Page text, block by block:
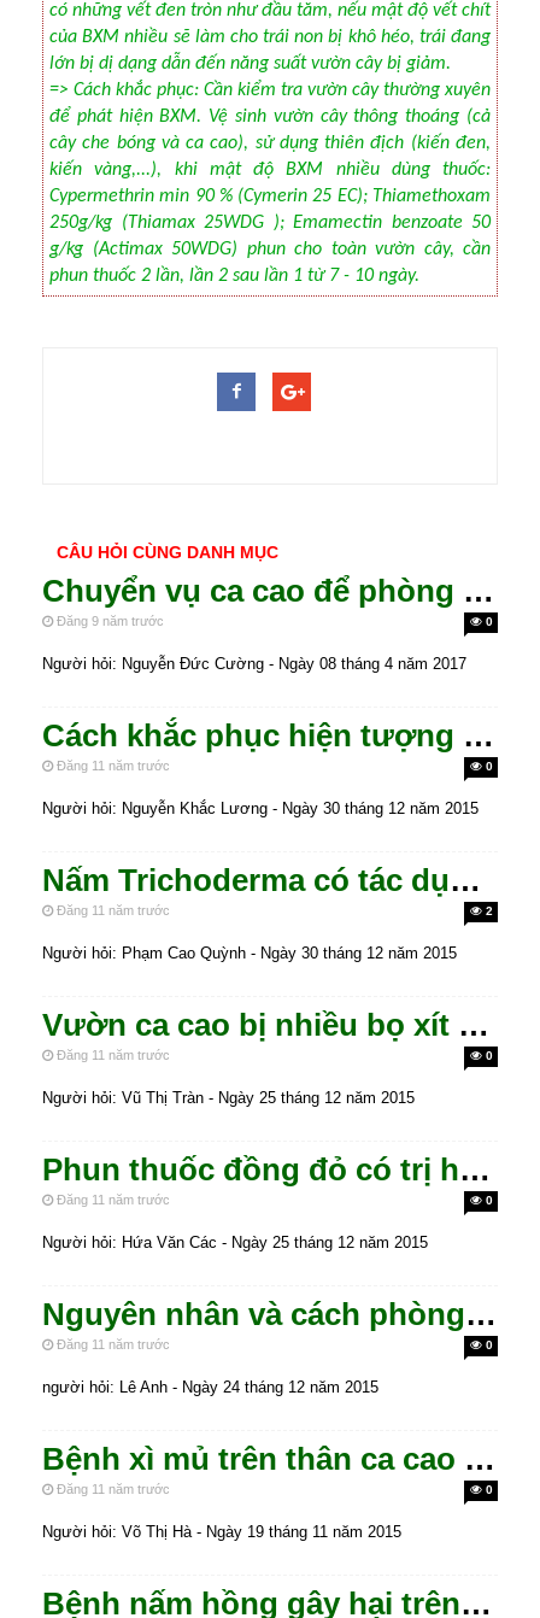
có những vết đen tròn như đầu tăm, nếu mật độ vết chít
của BXM nhiều sẽ làm cho trái non bị khô héo, trái đang
lớn bị dị dạng dẫn đến năng suất vườn cây bị giảm.
=> Cách khắc phục: Cần kiểm tra vườn cây thường xuyên
để phát hiện BXM. Vệ sinh vườn cây thông thoáng (cả
cây che bóng và ca cao), sử dụng thiên địch (kiến đen,
kiến vàng,...), khi mật độ BXM nhiều dùng thuốc:
Cypermethrin min 90 % (Cymerin 25 EC); Thiamethoxam
250g/kg (Thiamax 25WDG ); Emamectin benzoate 50
g/kg (Actimax 50WDG) phun cho toàn vườn cây, cần
phun thuốc 2 lần, lần 2 sau lần 1 từ 7 - 10 ngày.
CÂU HỎI CÙNG DANH MỤC
Chuyển vụ ca cao để phòng bệnh do Phytopthora
Đăng 9 năm trước 0
Người hỏi: Nguyễn Đức Cường - Ngày 08 tháng 4 năm 2017
Cách khắc phục hiện tượng quả ca cao bị khô và nứt vỏ.
Đăng 11 năm trước 0
Người hỏi: Nguyễn Khắc Lương - Ngày 30 tháng 12 năm 2015
Nấm Trichoderma có tác dụng phòng trừ bệnh thối trái ca cao không?
Đăng 11 năm trước 2
Người hỏi: Phạm Cao Quỳnh - Ngày 30 tháng 12 năm 2015
Vườn ca cao bị nhiều bọ xít muỗi tấn công, cách khắc phục?
Đăng 11 năm trước 0
Người hỏi: Vũ Thị Tràn - Ngày 25 tháng 12 năm 2015
Phun thuốc đồng đỏ có trị hết bệnh thối trái không?
Đăng 11 năm trước 0
Người hỏi: Hứa Văn Các - Ngày 25 tháng 12 năm 2015
Nguyên nhân và cách phòng trừ sâu cuống lá ca cao
Đăng 11 năm trước 0
người hỏi: Lê Anh - Ngày 24 tháng 12 năm 2015
Bệnh xì mủ trên thân ca cao và cách phòng trừ.
Đăng 11 năm trước 0
Người hỏi: Võ Thị Hà - Ngày 19 tháng 11 năm 2015
Bệnh nấm hồng gây hại trên cây ca cao